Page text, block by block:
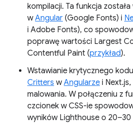
kompilacji. Ta funkcja
wAngular (Google Fonts) i
i Adobe Fonts), co
poprawę wartości Largest
Contentful Paint (przykład).
Wstawianie krytycznego
Critters wAngularze i
malowania. W połączeniu z
czcionek w CSS-ie
wyników Lighthouse o